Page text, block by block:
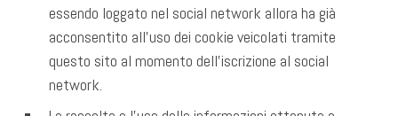
essendo loggato nel social network allora ha già
acconsentito all’uso dei cookie veicolati tramite
questo sito al momento dell’iscrizione al social
network.